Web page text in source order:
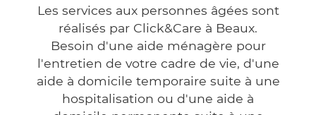
Les services aux personnes âgées sont
réalisés par Click&Care à Beaux.
Besoin d'une aide ménagère pour
l'entretien de votre cadre de vie, d'une
aide à domicile temporaire suite à une
hospitalisation ou d'une aide à